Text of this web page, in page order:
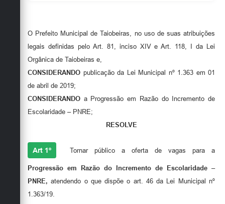
Sala M. do Empreendedor
Secretarias
O Prefeito Municipal de Taiobeiras, no uso de suas atribuições
legais definidas pelo Art. 81, inciso XIV e Art. 118, I da Lei
Orgânica de Taiobeiras e,
CONSIDERANDO publicação da Lei Municipal nº 1.363 em 01
de abril de 2019;
CONSIDERANDO a Progressão em Razão do Incremento de
Escolaridade – PNRE;
RESOLVE
Art 1º Tornar público a oferta de vagas para a
Progressão em Razão do Incremento de Escolaridade –
PNRE,atendendo o que dispõe o art. 46 da Lei Municipal nº
1.363/19.